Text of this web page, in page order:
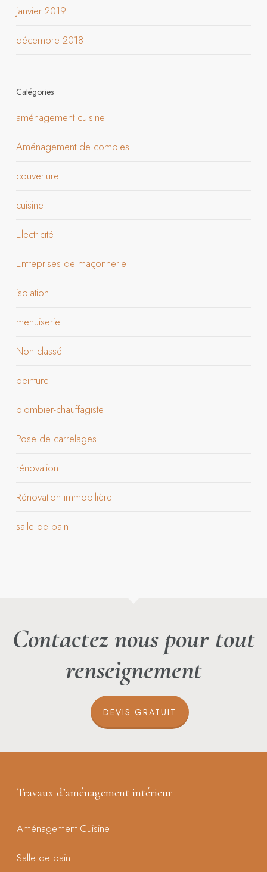
janvier 2019
décembre 2018
Catégories
aménagement cuisine
Aménagement de combles
couverture
cuisine
Electricité
Entreprises de maçonnerie
isolation
menuiserie
Non classé
peinture
plombier-chauffagiste
Pose de carrelages
rénovation
Rénovation immobilière
salle de bain
Contactez nous pour tout
renseignement
DEVIS GRATUIT
Travaux d’aménagement intérieur
Aménagement Cuisine
Salle de bain